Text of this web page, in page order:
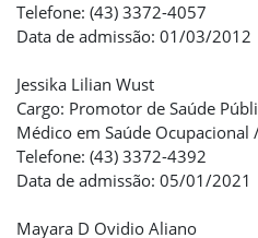
Telefone: (43) 3372-4057
Data de admissão: 01/03/2012
Jessika Lilian Wust
Cargo: Promotor de Saúde
Médico em Saúde Ocupacional
Telefone: (43) 3372-4392
Data de admissão: 05/01/2021
Mayara D Ovidio Aliano